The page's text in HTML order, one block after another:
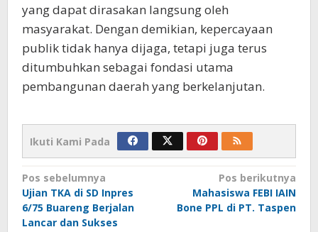
yang dapat dirasakan langsung oleh
masyarakat. Dengan demikian, kepercayaan
publik tidak hanya dijaga, tetapi juga terus
ditumbuhkan sebagai fondasi utama
pembangunan daerah yang berkelanjutan.
Ikuti Kami Pada
Navigasi
pos
Pos sebelumnya
Ujian TKA di SD Inpres
6/75 Buareng Berjalan
Lancar dan Sukses
Pos berikutnya
Mahasiswa FEBI IAIN
Bone PPL di PT. Taspen